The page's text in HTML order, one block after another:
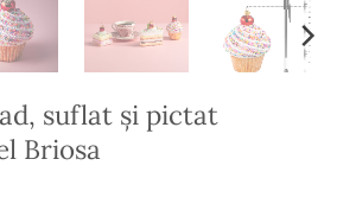
suflat și pictat
Briosa